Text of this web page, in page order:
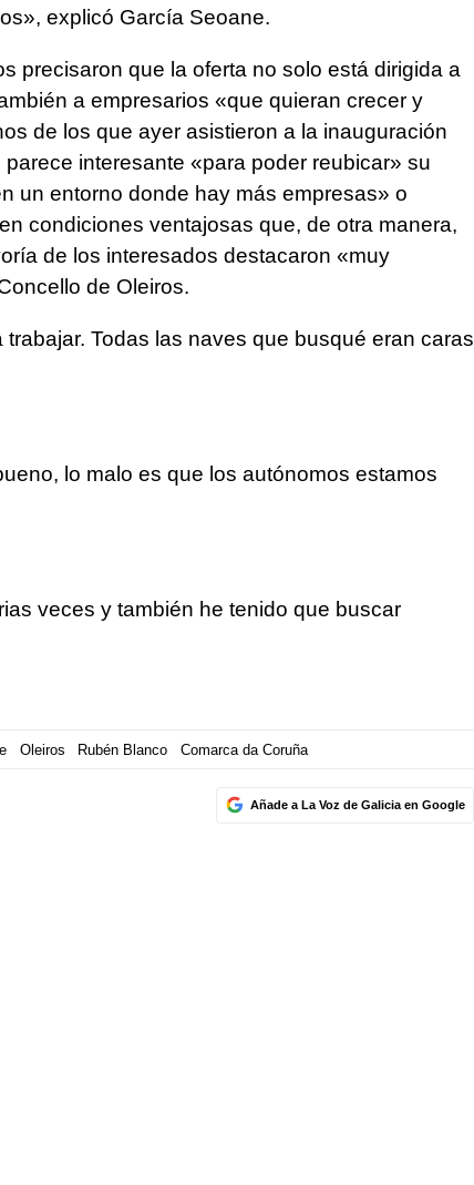
explicó García Seoane.
precisaron que la oferta no solo está dirigida a
a empresarios «que quieran crecer y
de los que ayer asistieron a la inauguración
interesante «para poder reubicar» su
un entorno donde hay más empresas» o
condiciones ventajosas que, de otra manera,
de los interesados destacaron «muy
de Oleiros.
Todas las naves que busqué eran caras
lo malo es que los autónomos estamos
veces y también he tenido que buscar
Oleiros Rubén Blanco Comarca da Coruña
Añade a La Voz de Galicia en Google